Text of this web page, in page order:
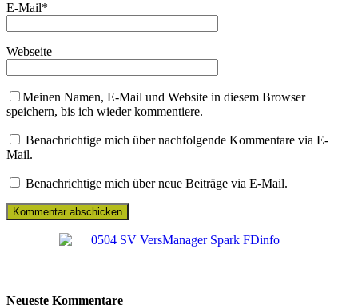
E-Mail*
Webseite
Meinen Namen, E-Mail und Website in diesem Browser
speichern, bis ich wieder kommentiere.
Benachrichtige mich über nachfolgende Kommentare via E-
Mail.
Benachrichtige mich über neue Beiträge via E-Mail.
Neueste Kommentare